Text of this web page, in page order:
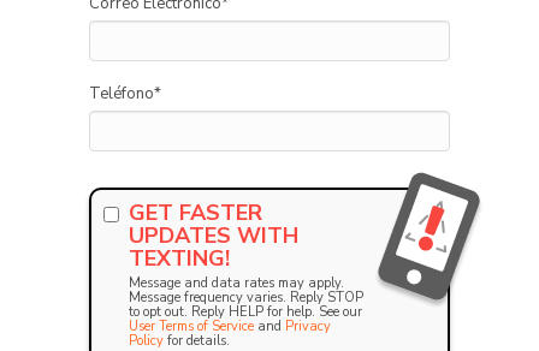
Teléfono*
GET FASTER
UPDATES WITH
TEXTING!
Message and data rates may apply.
Message frequency varies. Reply STOP
to opt out. Reply HELP for help. See our
User Terms of Service and Privacy
Policy for details.